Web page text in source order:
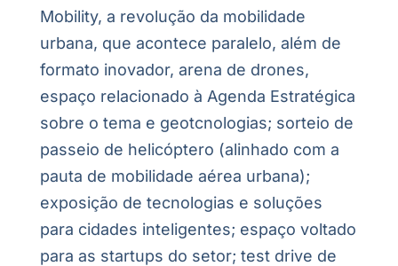
Mobility, a revolução da mobilidade
urbana, que acontece paralelo, além de
formato inovador, arena de drones,
espaço relacionado à Agenda Estratégica
sobre o tema e geotcnologias; sorteio de
passeio de helicóptero (alinhado com a
pauta de mobilidade aérea urbana);
exposição de tecnologias e soluções
para cidades inteligentes; espaço voltado
para as startups do setor; test drive de